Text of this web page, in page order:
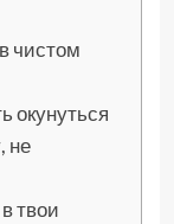
чистом
окунуться
не
твои